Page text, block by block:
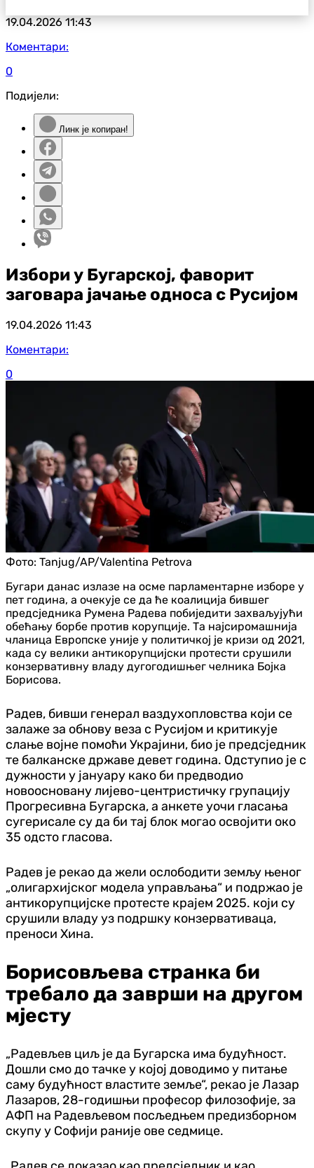
19.04.202611:43
Коментари:
0
Подијели:
Линк је копиран!
Избори у Бугарској, фаворит
заговара јачање односа с Русијом
19.04.2026 11:43
Коментари:
0
Фото: Tanjug/AP/Valentina Petrova
Бугари данас излазе на осме парламентарне изборе у
пет година, а очекује се да ће коалиција бившег
предсједника Румена Радева побиједити захваљујући
обећању борбе против корупције. Та најсиромашнија
чланица Европске уније у политичкој је кризи од 2021,
када су велики антикорупцијски протести срушили
конзервативну владу дугогодишњег челника Бојка
Борисова.
Радев, бивши генерал ваздухопловства који се
залаже за обнову веза с Русијом и критикује
слање војне помоћи Украјини, био је предсједник
те балканске државе девет година. Одступио је с
дужности у јануару како би предводио
новоосновану лијево-центристичку групацију
Прогресивна Бугарска, а анкете уочи гласања
сугерисале су да би тај блок могао освојити око
35 одсто гласова.
Радев је рекао да жели ослободити земљу њеног
„олигархијског модела управљања“ и подржао је
антикорупцијске протесте крајем 2025. који су
срушили владу уз подршку конзервативаца,
преноси Хина.
Борисовљева странка би
требало да заврши на другом
мјесту
„Радевљев циљ је да Бугарска има будућност.
Дошли смо до тачке у којој доводимо у питање
саму будућност властите земље“, рекао је Лазар
Лазаров, 28-годишњи професор филозофије, за
АФП на Радевљевом посљедњем предизборном
скупу у Софији раније ове седмице.